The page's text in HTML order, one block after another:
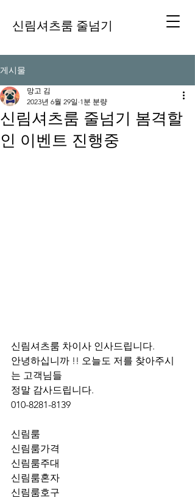
신림셔츠룸 줄넘기
게시물
신림셔츠룸 줄넘기 봄격할
인 이벤트 진행중
망고 김
2023년 6월 29일 1분 분량
신림셔츠룸 차이사 인사드립니다.
안녕하십니까 !! 오늘도 저를 찾아주시
는 고객님들
정말 감사드립니다.
010-8281-8139
신림룸
신림룸가격
신림룸주대
신림룸혼자
신림룸호구